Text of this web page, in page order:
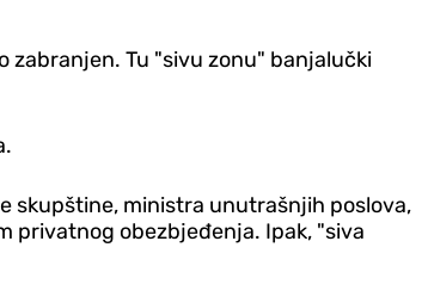
zabranjen. Tu "sivu zonu" banjalučki
skupštine, ministra unutrašnjih poslova,
privatnog obezbjeđenja. Ipak, "siva